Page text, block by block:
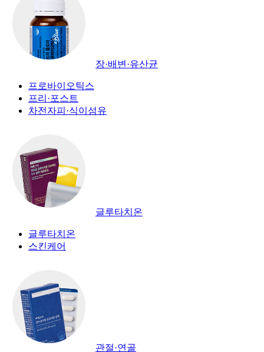
장·배변·유산균
프로바이오틱스
프리·포스트
차전자피·식이섬유
글루타치온
글루타치온
스킨케어
관절·연골